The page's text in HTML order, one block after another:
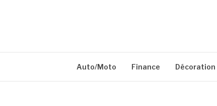
Auto/Moto Finance Décoration